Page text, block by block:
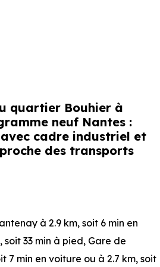
quartier Bouhier à
neuf Nantes :
avec cadre industriel et
des transports
à 2.9 km, soit 6 min en
soit 33 min à pied, Gare de
7 min en voiture ou à 2.7 km, soit